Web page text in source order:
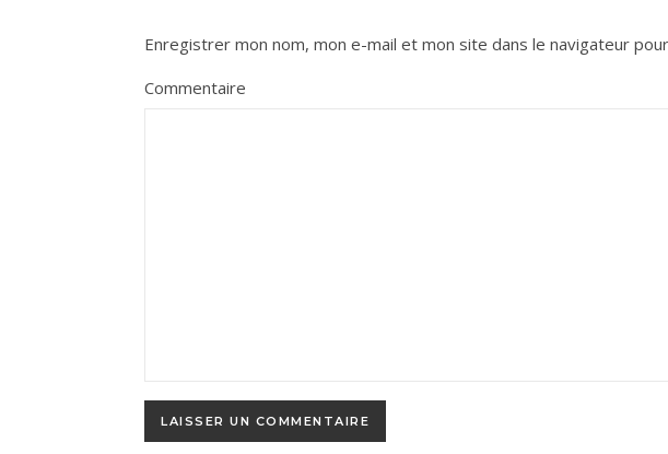
Enregistrer mon nom, mon e-mail et mon site dans le navigateur
Commentaire